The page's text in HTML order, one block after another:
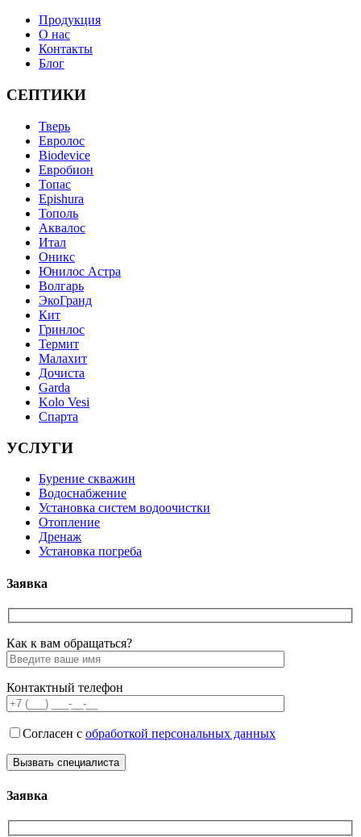
Продукция
О нас
Контакты
Блог
СЕПТИКИ
Тверь
Евролос
Biodevice
Евробион
Топас
Epishura
Тополь
Аквалос
Итал
Оникс
Юнилос Астра
Волгарь
ЭкоГранд
Кит
Гринлос
Термит
Малахит
Дочиста
Garda
Kolo Vesi
Спарта
УСЛУГИ
Бурение скважин
Водоснабжение
Установка систем водоочистки
Отопление
Дренаж
Установка погреба
Заявка
Как к вам обращаться?
Контактный телефон
Согласен с обработкой персональных данных
Заявка